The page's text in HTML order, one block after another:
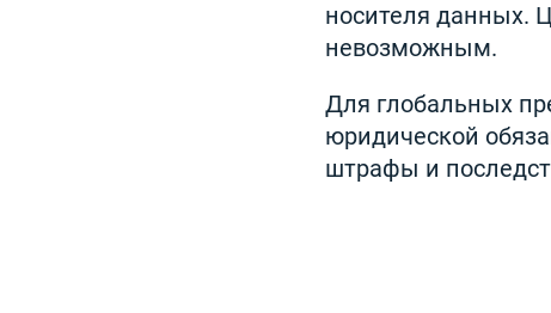
носителя данных.
невозможным.
Для глобальных
юридической
штрафы и